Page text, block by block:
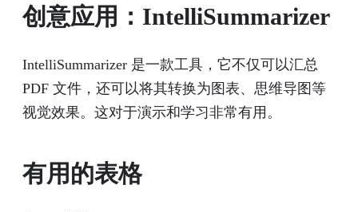
创意应用：IntelliSummarizer
IntelliSummarizer 是一款工具，它不仅可以汇总
PDF 文件，还可以将其转换为图表、思维导图等
视觉效果。这对于演示和学习非常有用。
有用的表格